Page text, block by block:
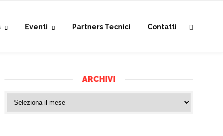
Eventi Partners Tecnici Contatti
ARCHIVI